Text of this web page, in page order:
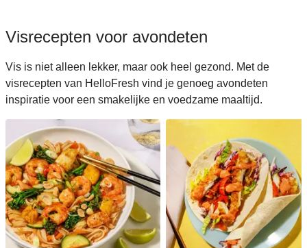
Visrecepten voor avondeten
Vis is niet alleen lekker, maar ook heel gezond. Met de
visrecepten van HelloFresh vind je genoeg avondeten
inspiratie voor een smakelijke en voedzame maaltijd.